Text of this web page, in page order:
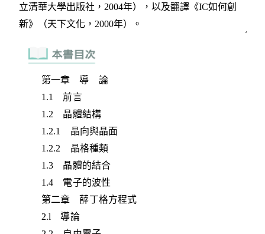
第一章 導 論
1.1 前言
1.2 晶體結構
1.2.1 晶向與晶面
1.2.2 晶格種類
1.3 晶體的結合
1.4 電子的波性
第二章 薛丁格方程式
2.l 導論